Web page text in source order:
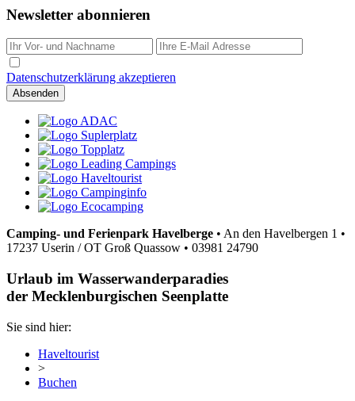
Newsletter abonnieren
Datenschutzerklärung akzeptieren
Camping- und Ferienpark Havelberge • An den Havelbergen 1 •
17237 Userin / OT Groß Quassow • 03981 24790
Urlaub im Wasserwanderparadies
der Mecklenburgischen Seenplatte
Sie sind hier:
Haveltourist
>
Buchen